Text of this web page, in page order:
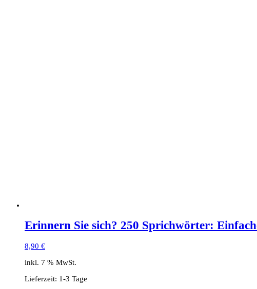
Erinnern Sie sich? 250 Sprichwörter:
8,90 €
inkl. 7 % MwSt.
Lieferzeit: 1-3 Tage